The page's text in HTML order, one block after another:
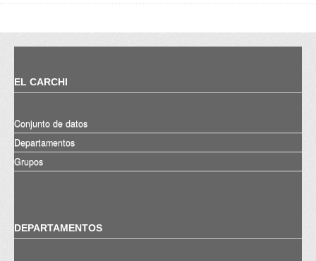
EL CARCHI
Conjunto de datos
Departamentos
Grupos
DEPARTAMENTOS